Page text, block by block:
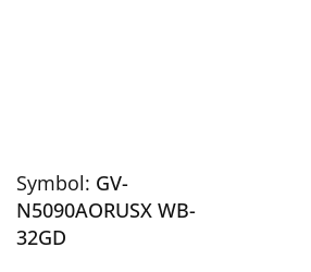
Symbol: GV-
N5090AORUSX WB-
32GD